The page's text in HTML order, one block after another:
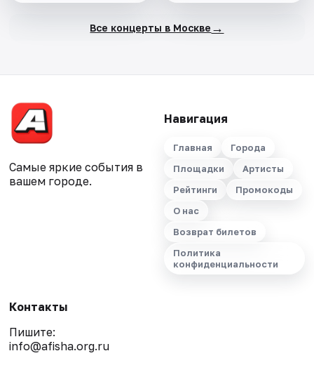
Все концерты в Москве →
Самые яркие события в
вашем городе.
Навигация
Главная
Города
Площадки
Артисты
Рейтинги
Промокоды
О нас
Возврат билетов
Политика
конфиденциальности
Контакты
Пишите:
info@afisha.org.ru